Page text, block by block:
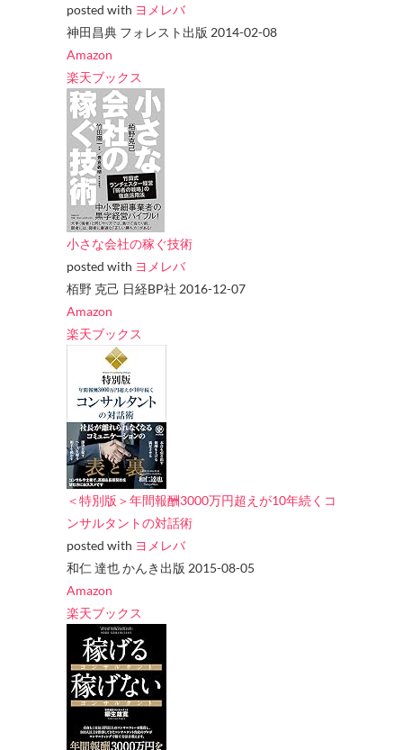
posted with ヨメレバ
神田昌典 フォレスト出版 2014-02-08
Amazon
楽天ブックス
小さな会社の稼ぐ技術
posted with ヨメレバ
栢野 克己 日経BP社 2016-12-07
Amazon
楽天ブックス
＜特別版＞年間報酬3000万円超えが10年続くコ
ンサルタントの対話術
posted with ヨメレバ
和仁 達也 かんき出版 2015-08-05
Amazon
楽天ブックス